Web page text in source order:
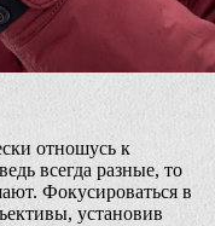
отношусь к
всегда разные, то
Фокусироваться в
установив